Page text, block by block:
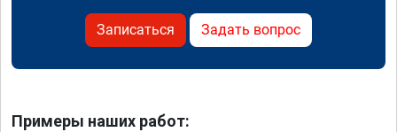
Записаться Задать вопрос
Примеры наших работ: